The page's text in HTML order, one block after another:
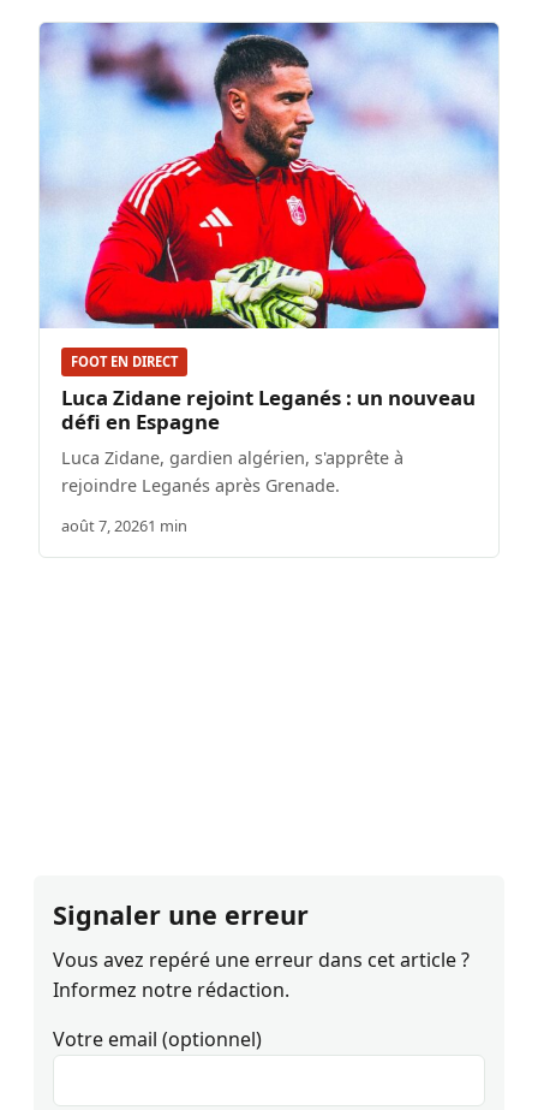
FOOT EN DIRECT
Luca Zidane rejoint Leganés : un nouveau
défi en Espagne
Luca Zidane, gardien algérien, s'apprête à
rejoindre Leganés après Grenade.
août 7, 20261 min
Signaler une erreur
Vous avez repéré une erreur dans cet article ?
Informez notre rédaction.
Votre email (optionnel)